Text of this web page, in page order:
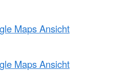
Maps Ansicht
Maps Ansicht